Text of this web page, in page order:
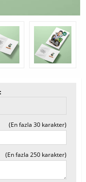
(En fazla 30 karakter)
(En fazla 250 karakter)